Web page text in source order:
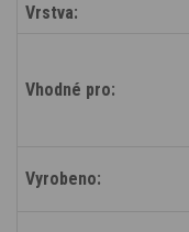
Vrstva:
Vhodné pro:
Vyrobeno: